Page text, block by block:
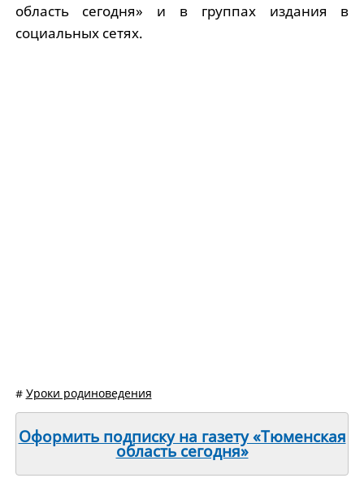
область сегодня» и в группах издания в
социальных сетях.
# Уроки родиноведения
Оформить подписку на газету «Тюменская
область сегодня»